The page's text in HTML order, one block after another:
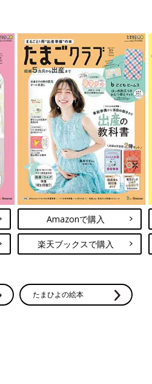
Amazonで購入
楽天ブックスで購入
たまひよの絵本